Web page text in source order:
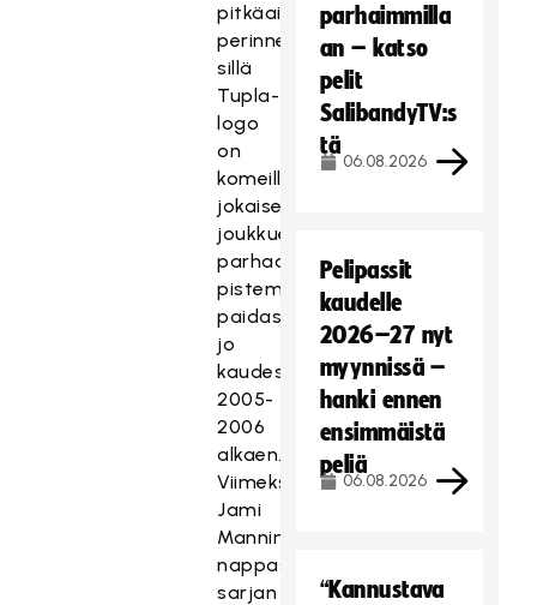
pitkäaikainen
perinne,
sillä
Tupla-
logo
on
komeillut
jokaisen
joukkueen
parhaan
pistemiehen
paidassa
jo
kaudesta
2005-
2006
alkaen.
Viimeksi
Jami
Manninen
nappasi
sarjan
parhaimmilla
an – katso
pelit
SalibandyTV:s
tä
06.08.2026
Pelipassit
kaudelle
2026–27 nyt
myynnissä –
hanki ennen
ensimmäistä
peliä
06.08.2026
“Kannustava